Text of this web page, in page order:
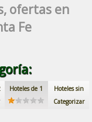
ofertas en
Fe
Hoteles de 1
Hoteles sin
Categorizar